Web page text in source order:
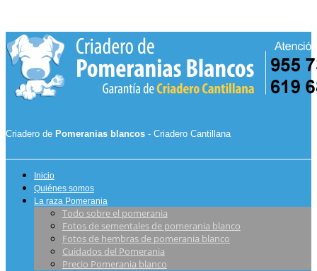
Criadero de Pomeranias blancos - Criadero Cantillana
Inicio
Quiénes somos
La raza Pomerania
Todo sobre el pomerania
Fotos de sementales de pomerania blanco
Fotos de hembras de pomerania blanco
Cuidados del Pomerania
Precio Pomerania blanco